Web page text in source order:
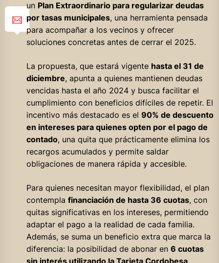
un Plan Extraordinario para regularizar deudas
por tasas municipales, una herramienta pensada
para acompañar a los vecinos y ofrecer
soluciones concretas antes de cerrar el 2025.
La propuesta, que estará vigente hasta el 31 de
diciembre, apunta a quienes mantienen deudas
vencidas hasta el año 2024 y busca facilitar el
cumplimiento con beneficios difíciles de repetir. El
incentivo más destacado es el 90% de descuento
en intereses para quienes opten por el pago de
contado, una quita que prácticamente elimina los
recargos acumulados y permite saldar
obligaciones de manera rápida y accesible.
Para quienes necesitan mayor flexibilidad, el plan
contempla financiación de hasta 36 cuotas, con
quitas significativas en los intereses, permitiendo
adaptar el pago a la realidad de cada familia.
Además, se suma un beneficio extra que marca la
diferencia: la posibilidad de abonar en 6 cuotas